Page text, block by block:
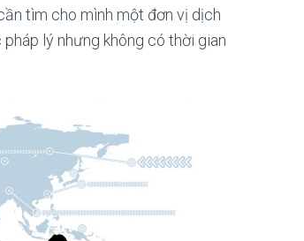
tìm cho mình một đơn vị dịch
lý nhưng không có thời gian